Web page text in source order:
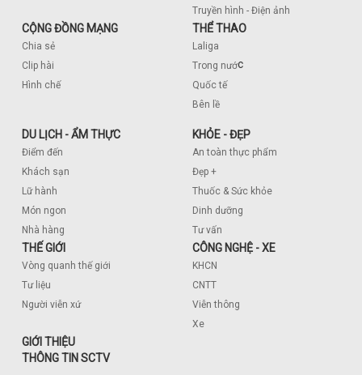
Truyền hình - Điện ảnh
CỘNG ĐỒNG MẠNG
Chia sẻ
Clip hài
Hình chế
THỂ THAO
Laliga
Trong nước
Quốc tế
Bên lề
DU LỊCH - ẨM THỰC
Điểm đến
Khách sạn
Lữ hành
Món ngon
Nhà hàng
KHỎE - ĐẸP
An toàn thực phẩm
Đẹp +
Thuốc & Sức khỏe
Dinh dưỡng
Tư vấn
THẾ GIỚI
Vòng quanh thế giới
Tư liệu
Người viễn xứ
CÔNG NGHỆ - XE
KHCN
CNTT
Viễn thông
Xe
GIỚI THIỆU
THÔNG TIN SCTV